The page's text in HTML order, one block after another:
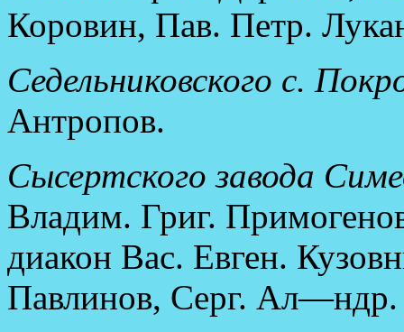
Коровин, Пав. Петр.
Седельниковского с.
Антропов.
Сысертского завода
Владим. Григ.
диакон Вас. Евген.
Павлинов, Серг. Ал—ндр.